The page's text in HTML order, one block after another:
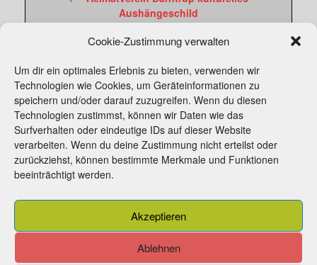
Cookie-Zustimmung verwalten
Um dir ein optimales Erlebnis zu bieten, verwenden wir
Technologien wie Cookies, um Geräteinformationen zu
speichern und/oder darauf zuzugreifen. Wenn du diesen
Technologien zustimmst, können wir Daten wie das
Surfverhalten oder eindeutige IDs auf dieser Website
verarbeiten. Wenn du deine Zustimmung nicht erteilst oder
zurückziehst, können bestimmte Merkmale und Funktionen
beeinträchtigt werden.
Akzeptieren
Ablehnen
Aushängeschild
Beitrittserklärung
Cookie-Richtlinie (EU)